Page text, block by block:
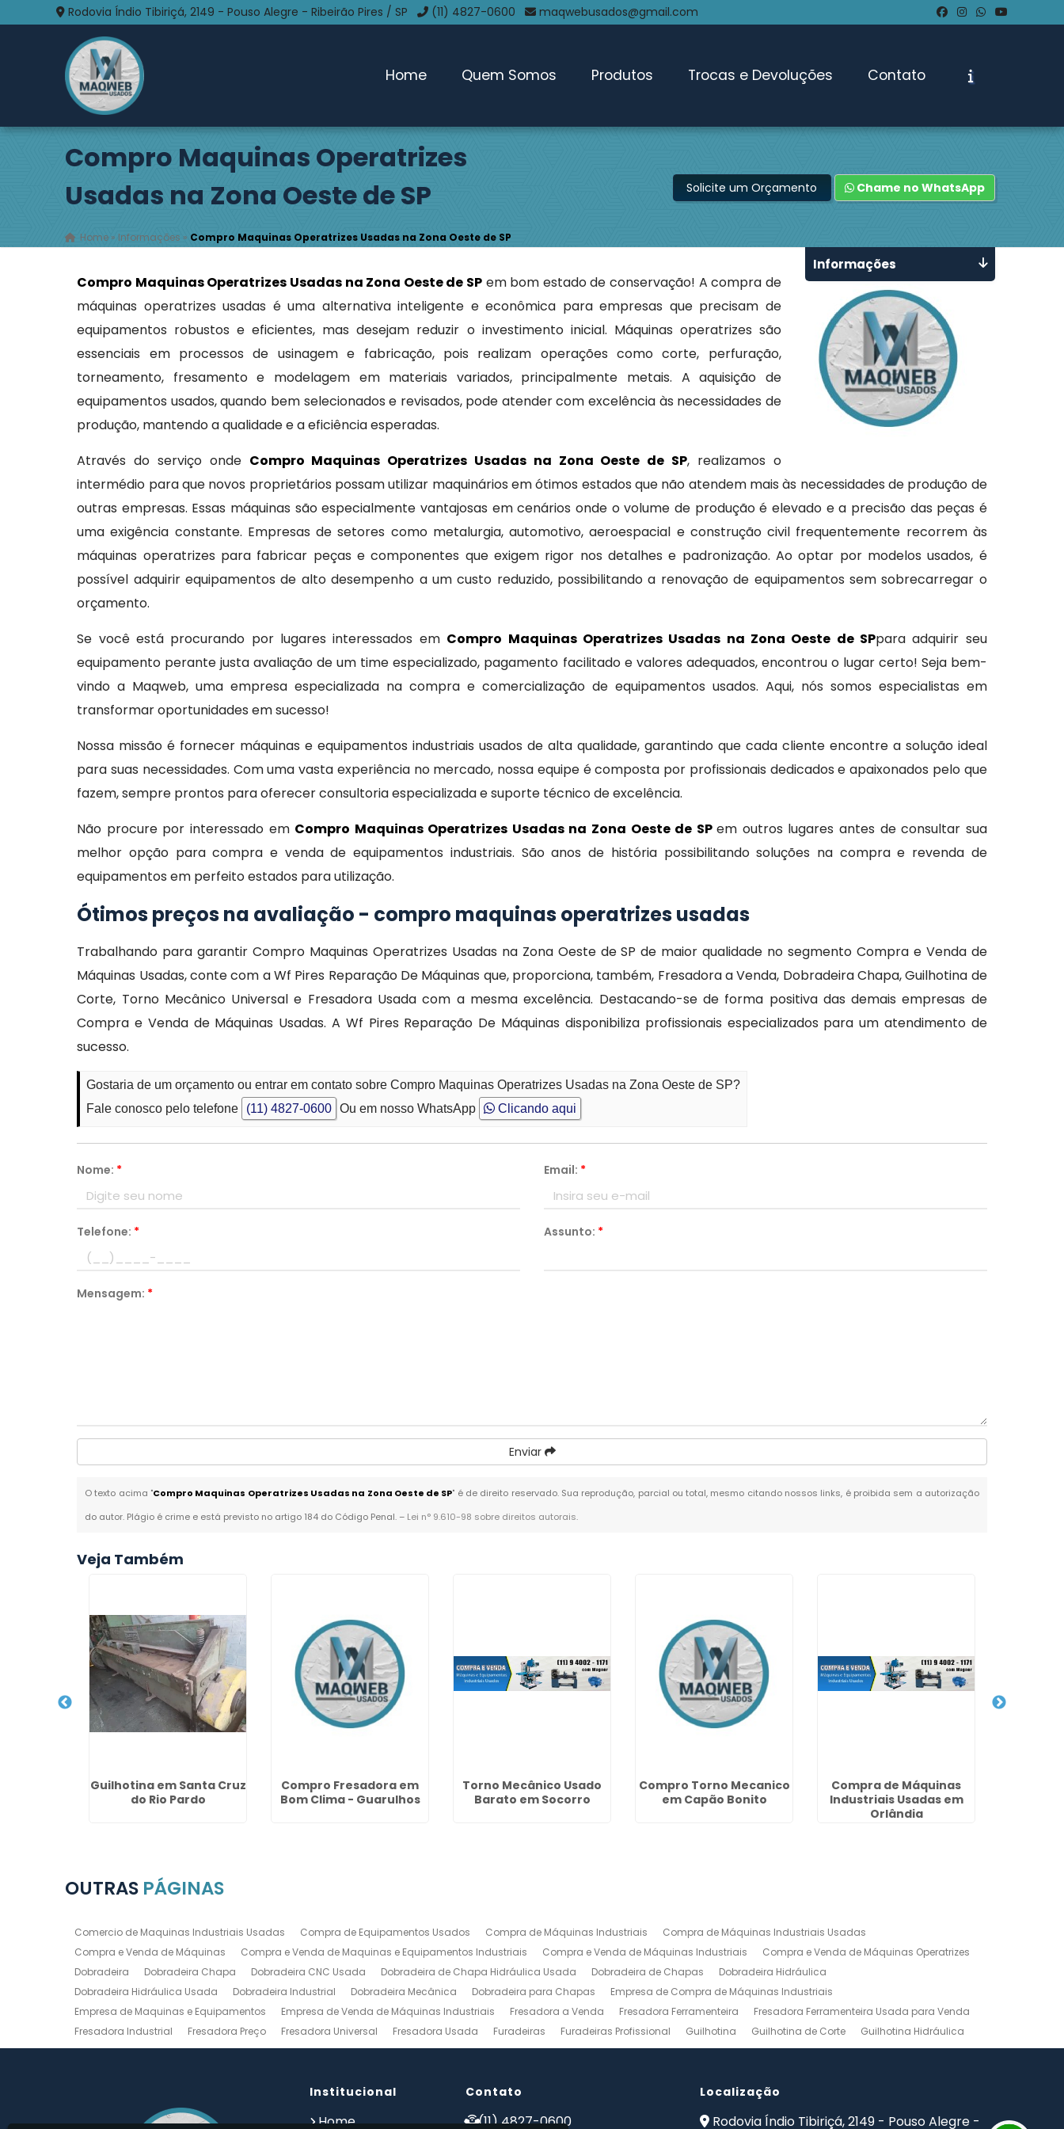
Rodovia Índio Tibiriçá, 2149 - Pouso Alegre - Ribeirão Pires / SP (11) 4827-0600 maqwebusados@gmail.com
Home Quem Somos Produtos Trocas e Devoluções Contato
Compro Maquinas Operatrizes
Usadas na Zona Oeste de SP
Home » Informações » Compro Maquinas Operatrizes Usadas na Zona Oeste de SP
Solicite um Orçamento Chame no WhatsApp
Compro Maquinas Operatrizes Usadas na Zona Oeste de SP em bom estado de conservação! A compra de
máquinas operatrizes usadas é uma alternativa inteligente e econômica para empresas que precisam de
equipamentos robustos e eficientes, mas desejam reduzir o investimento inicial. Máquinas operatrizes são
essenciais em processos de usinagem e fabricação, pois realizam operações como corte, perfuração,
torneamento, fresamento e modelagem em materiais variados, principalmente metais. A aquisição de
equipamentos usados, quando bem selecionados e revisados, pode atender com excelência às necessidades de
produção, mantendo a qualidade e a eficiência esperadas.
Através do serviço onde Compro Maquinas Operatrizes Usadas na Zona Oeste de SP, realizamos o
intermédio para que novos proprietários possam utilizar maquinários em ótimos estados que não atendem mais às necessidades de produção de
outras empresas. Essas máquinas são especialmente vantajosas em cenários onde o volume de produção é elevado e a precisão das peças é
uma exigência constante. Empresas de setores como metalurgia, automotivo, aeroespacial e construção civil frequentemente recorrem às
máquinas operatrizes para fabricar peças e componentes que exigem rigor nos detalhes e padronização. Ao optar por modelos usados, é
possível adquirir equipamentos de alto desempenho a um custo reduzido, possibilitando a renovação de equipamentos sem sobrecarregar o
orçamento.
Se você está procurando por lugares interessados em Compro Maquinas Operatrizes Usadas na Zona Oeste de SPpara adquirir seu
equipamento perante justa avaliação de um time especializado, pagamento facilitado e valores adequados, encontrou o lugar certo! Seja bem-
vindo a Maqweb, uma empresa especializada na compra e comercialização de equipamentos usados. Aqui, nós somos especialistas em
transformar oportunidades em sucesso!
Nossa missão é fornecer máquinas e equipamentos industriais usados de alta qualidade, garantindo que cada cliente encontre a solução ideal
para suas necessidades. Com uma vasta experiência no mercado, nossa equipe é composta por profissionais dedicados e apaixonados pelo que
fazem, sempre prontos para oferecer consultoria especializada e suporte técnico de excelência.
Não procure por interessado em Compro Maquinas Operatrizes Usadas na Zona Oeste de SPem outros lugares antes de consultar sua
melhor opção para compra e venda de equipamentos industriais. São anos de história possibilitando soluções na compra e revenda de
equipamentos em perfeito estados para utilização.
Ótimos preços na avaliação - compro maquinas operatrizes usadas
Trabalhando para garantir Compro Maquinas Operatrizes Usadas na Zona Oeste de SP de maior qualidade no segmento Compra e Venda de
Máquinas Usadas, conte com a Wf Pires Reparação De Máquinas que, proporciona, também, Fresadora a Venda, Dobradeira Chapa, Guilhotina de
Corte, Torno Mecânico Universal e Fresadora Usada com a mesma excelência. Destacando-se de forma positiva das demais empresas de
Compra e Venda de Máquinas Usadas. A Wf Pires Reparação De Máquinas disponibiliza profissionais especializados para um atendimento de
sucesso.
Gostaria de um orçamento ou entrar em contato sobre Compro Maquinas Operatrizes Usadas na Zona Oeste de SP?
Fale conosco pelo telefone
(11) 4827-0600 Ou em nosso WhatsApp Clicando aqui
Nome: * Email: *
Telefone: * Assunto: *
Mensagem: *
Enviar
O texto acima "Compro Maquinas Operatrizes Usadas na Zona Oeste de SP" é de direito reservado. Sua reprodução, parcial ou total, mesmo citando nossos links, é proibida sem a autorização
do autor. Plágio é crime e está previsto no artigo 184 do Código Penal. – Lei n° 9.610-98 sobre direitos autorais.
Informações
Veja Também
Guilhotina em Santa Cruz
do Rio Pardo
Compro Fresadora em
Bom Clima - Guarulhos
Torno Mecânico Usado
Barato em Socorro
Compro Torno Mecanico
em Capão Bonito
Compra de Máquinas
Industriais Usadas em
Orlândia
OUTRAS PÁGINAS
Comercio de Maquinas Industriais Usadas Compra de Equipamentos Usados Compra de Máquinas Industriais
Compra de Máquinas Industriais Usadas
Compra e Venda de Máquinas
Compra e Venda de Maquinas e Equipamentos Industriais Compra e Venda de Máquinas Industriais
Compra e Venda de Máquinas Operatrizes
Dobradeira
Dobradeira Chapa Dobradeira CNC Usada Dobradeira de Chapa Hidráulica Usada Dobradeira de Chapas
Dobradeira Hidráulica
Dobradeira Hidráulica Usada
Dobradeira Industrial Dobradeira Mecânica Dobradeira para Chapas
Empresa de Compra de Máquinas Industriais
Empresa de Maquinas e Equipamentos
Empresa de Venda de Máquinas Industriais Fresadora a Venda Fresadora Ferramenteira
Fresadora Ferramenteira Usada para Venda
Fresadora Industrial
Fresadora Preço Fresadora Universal Fresadora Usada Furadeiras Furadeiras Profissional Guilhotina Guilhotina de Corte
Guilhotina Hidráulica
Guilhotina Industrial
Guilhotina Industrial para Chapas de Aço Maquinas para Marcenaria Maquinas para Marcenaria a Venda
Maquinas para Marceneiro
Torno Mecânico Usado Barato Venda de Máquinas Industriais Venda de Máquinas Industriais Usadas
Ferramentas Industriais Compra e Venda
Compro Torno Mecanico
Institucional
Home
Contato
(11) 4827-0600
Localização
Rodovia Índio Tibiriçá, 2149 - Pouso Alegre -